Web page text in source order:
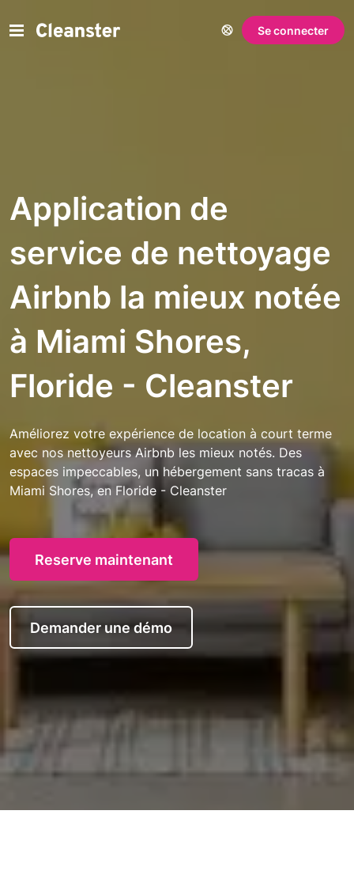
Se connecter
Application de
service de nettoyage
Airbnb la mieux notée
à Miami Shores,
Floride - Cleanster
Améliorez votre expérience de location à court terme
avec nos nettoyeurs Airbnb les mieux notés. Des
espaces impeccables, un hébergement sans tracas à
Miami Shores, en Floride - Cleanster
Reserve maintenant
Demander une démo